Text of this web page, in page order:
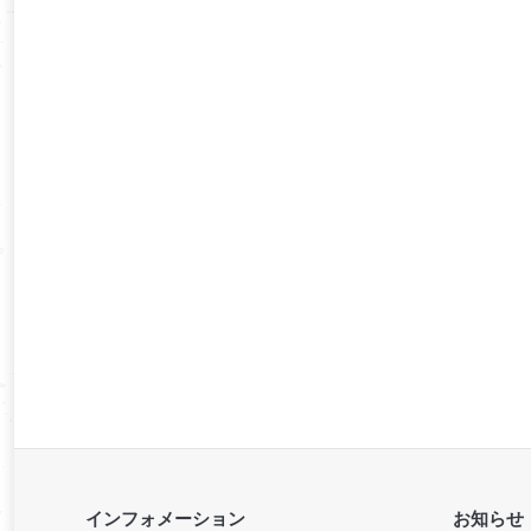
インフォメーション お知らせ